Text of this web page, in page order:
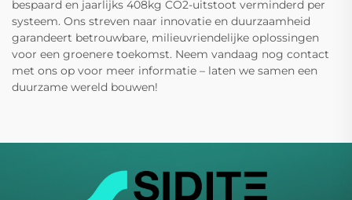
bespaard en jaarlijks 408kg CO2-uitstoot verminderd per
systeem. Ons streven naar innovatie en duurzaamheid
garandeert betrouwbare, milieuvriendelijke oplossingen
voor een groenere toekomst. Neem vandaag nog contact
met ons op voor meer informatie – laten we samen een
duurzame wereld bouwen!